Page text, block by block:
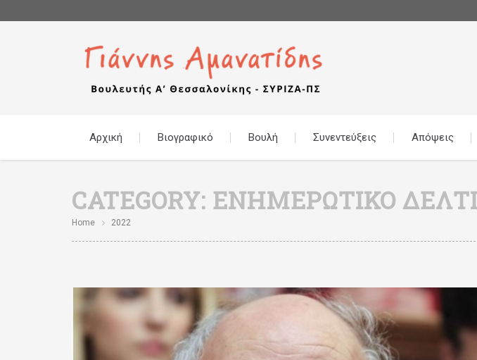
Αρχική Βιογραφικό Βουλή Συνεντεύξεις Απόψεις
CATEGORY: ΕΝΗΜΕΡΩΤΙΚΌ
Home 2022